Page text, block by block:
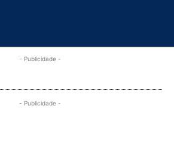
- Publicidade -
- Publicidade -